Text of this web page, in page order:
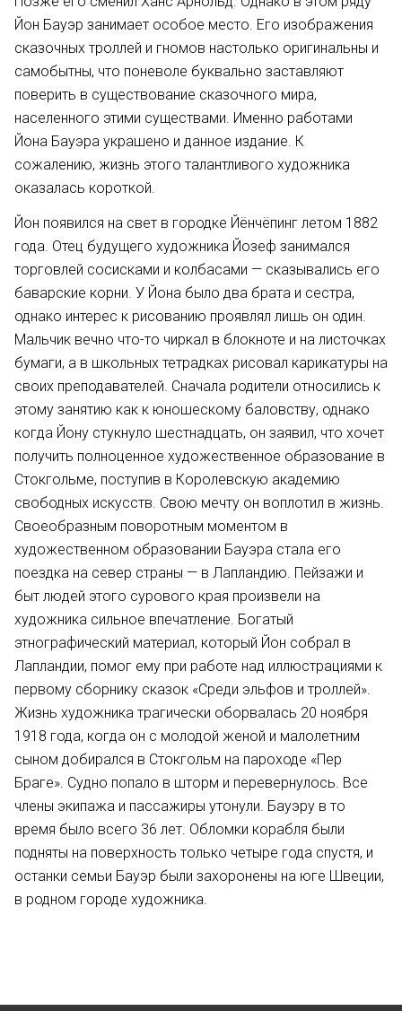
Йон Бауэр занимает особое место. Его изображения
сказочных троллей и гномов настолько оригинальны и
самобытны, что поневоле буквально заставляют
поверить в существование сказочного мира,
населенного этими существами. Именно работами
Йона Бауэра украшено и данное издание. К
сожалению, жизнь этого талантливого художника
оказалась короткой.
Йон появился на свет в городке Йёнчёпинг летом 1882
года. Отец будущего художника Йозеф занимался
торговлей сосисками и колбасами — сказывались его
баварские корни. У Йона было два брата и сестра,
однако интерес к рисованию проявлял лишь он один.
Мальчик вечно что-то чиркал в блокноте и на листочках
бумаги, а в школьных тетрадках рисовал карикатуры на
своих преподавателей. Сначала родители относились к
этому занятию как к юношескому баловству, однако
когда Йону стукнуло шестнадцать, он заявил, что хочет
получить полноценное художественное образование в
Стокгольме, поступив в Королевскую академию
свободных искусств. Свою мечту он воплотил в жизнь.
Своеобразным поворотным моментом в
художественном образовании Бауэра стала его
поездка на север страны — в Лапландию. Пейзажи и
быт людей этого сурового края произвели на
художника сильное впечатление. Богатый
этнографический материал, который Йон собрал в
Лапландии, помог ему при работе над иллюстрациями к
первому сборнику сказок «Среди эльфов и троллей».
Жизнь художника трагически оборвалась 20 ноября
1918 года, когда он с молодой женой и малолетним
сыном добирался в Стокгольм на пароходе «Пер
Браге». Судно попало в шторм и перевернулось. Все
члены экипажа и пассажиры утонули. Бауэру в то
время было всего 36 лет. Обломки корабля были
подняты на поверхность только четыре года спустя, и
останки семьи Бауэр были захоронены на юге Швеции,
в родном городе художника.